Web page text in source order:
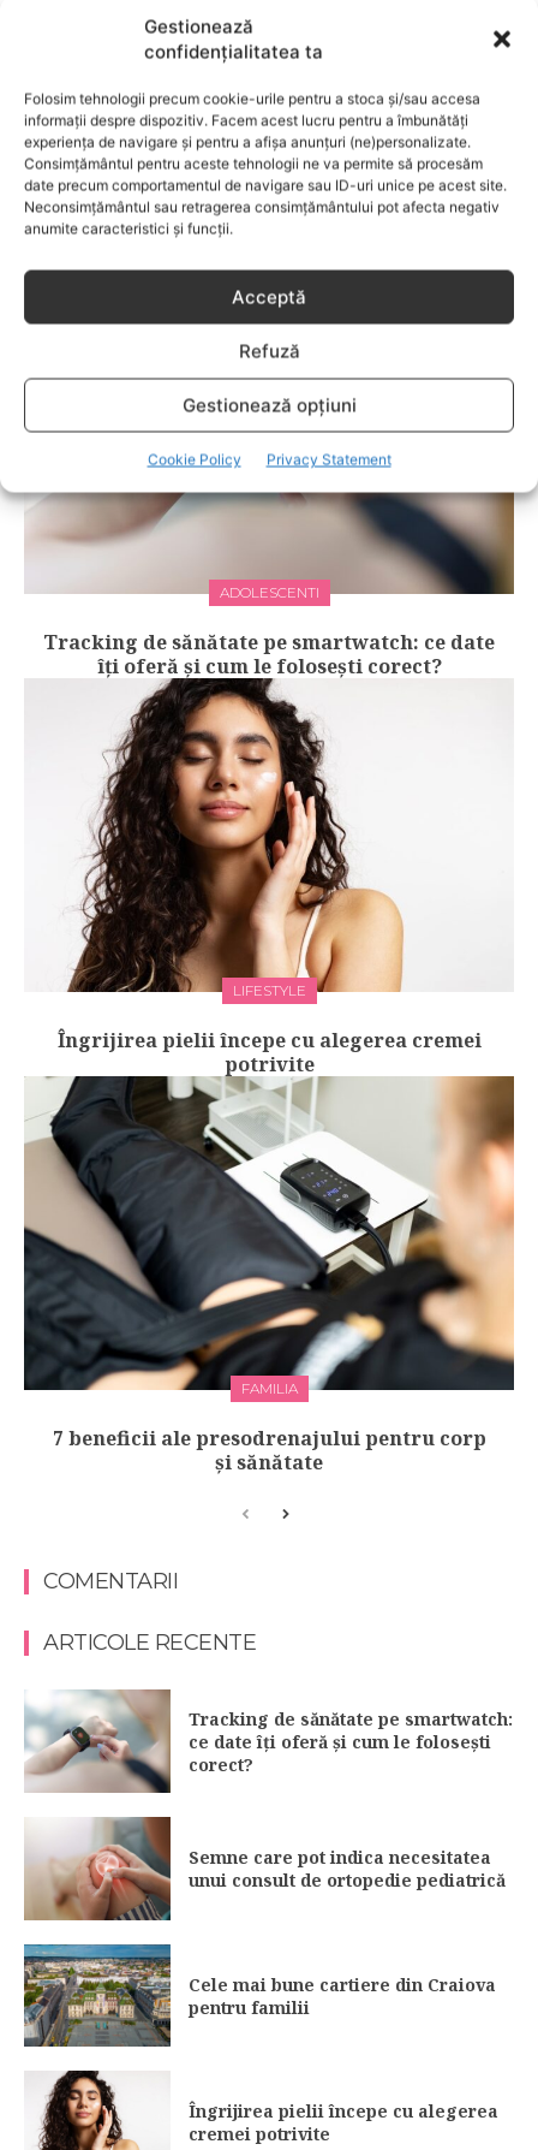
Gestionează
confidențialitatea ta
Folosim tehnologii precum cookie-urile pentru a stoca și/sau accesa
informații despre dispozitiv. Facem acest lucru pentru a îmbunătăți
experiența de navigare și pentru a afișa anunțuri (ne)personalizate.
Consimțământul pentru aceste tehnologii ne va permite să procesăm
date precum comportamentul de navigare sau ID-uri unice pe acest site.
Neconsimțământul sau retragerea consimțământului pot afecta negativ
anumite caracteristici și funcții.
Acceptă
Refuză
Gestionează opțiuni
Cookie Policy Privacy Statement
întreagă de sfaturi eficiente. COPII TALENTAŢI – este un
capitol fascinant dedicat copiilor valoroși ai țării. ÎNVAŢĂ
anumitor probleme de sănătate ce pot afecta atât viaţa
copiilor, cât şi pe cea a părinţilor.
RELATED POSTS
ADOLESCENTI
Tracking de sănătate pe smartwatch: ce date
îți oferă și cum le folosești corect?
LIFESTYLE
Îngrijirea pielii începe cu alegerea cremei
potrivite
FAMILIA
7 beneficii ale presodrenajului pentru corp
și sănătate
COMENTARII
ARTICOLE RECENTE
Tracking de sănătate pe smartwatch:
ce date îți oferă și cum le folosești
corect?
Semne care pot indica necesitatea
unui consult de ortopedie pediatrică
Cele mai bune cartiere din Craiova
pentru familii
Îngrijirea pielii începe cu alegerea
cremei potrivite